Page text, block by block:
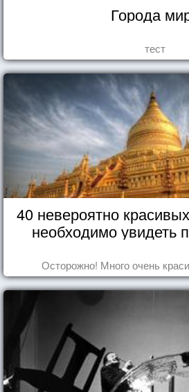
Города
тест
40 невероятно
необходимо увидеть
Осторожно! Много очень